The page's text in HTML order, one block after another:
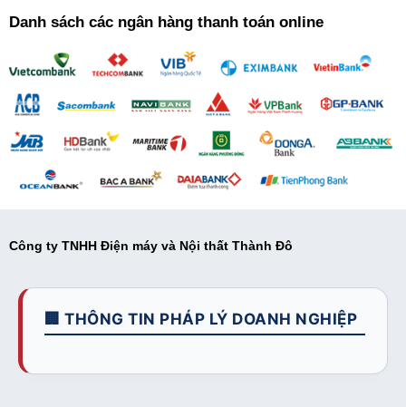
Danh sách các ngân hàng thanh toán online
Công ty TNHH Điện máy và Nội thất Thành Đô
🏢 THÔNG TIN PHÁP LÝ DOANH NGHIỆP